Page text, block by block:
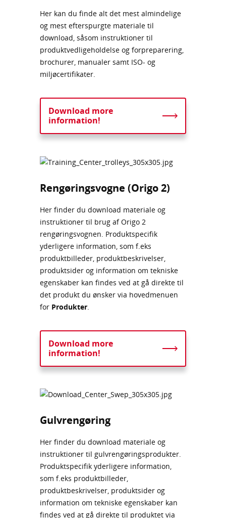
Her kan du finde alt det mest almindelige
og mest efterspurgte materiale til
download, såsom instruktioner til
produktvedligeholdelse og forpreparering,
brochurer, manualer samt ISO- og
miljøcertifikater.
Download more
information!
Rengøringsvogne (Origo 2)
Her finder du download materiale og
instruktioner til brug af Origo 2
rengøringsvognen. Produktspecifik
yderligere information, som f.eks
produktbilleder, produktbeskrivelser,
produktsider og information om tekniske
egenskaber kan findes ved at gå direkte til
det produkt du ønsker via hovedmenuen
for Produkter
Download more
information!
Gulvrengøring
Her finder du download materiale og
instruktioner til gulvrengøringsprodukter.
Produktspecifik yderligere information,
som f.eks produktbilleder,
produktbeskrivelser, produktsider og
information om tekniske egenskaber kan
findes ved at gå direkte til produktet via